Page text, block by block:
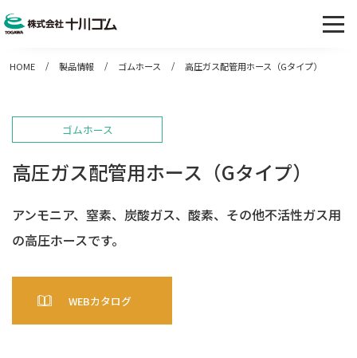
HOME 製品情報 ゴムホース 高圧ガス配管用ホース（Gタイプ）
ゴムホース
高圧ガス配管用ホース（Gタイプ）
アンモニア、窒素、炭酸ガス、酸素、その他不活性ガス用
の高圧ホースです。
WEBカタログ